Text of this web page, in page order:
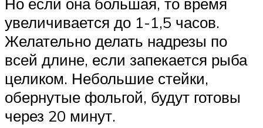
увеличивается до 1-1,5 часов.
Желательно делать надрезы по
всей длине, если запекается рыба
целиком. Небольшие стейки,
обернутые фольгой, будут готовы
через 20 минут.